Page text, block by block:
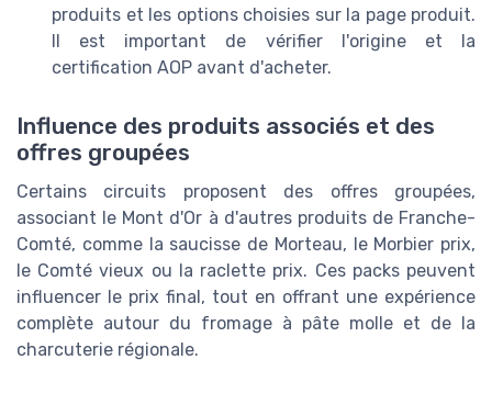
produits et les options choisies sur la page produit.
Il est important de vérifier l'origine et la
certification AOP avant d'acheter.
Influence des produits associés et des
offres groupées
Certains circuits proposent des offres groupées,
associant le Mont d'Or à d'autres produits de Franche-
Comté, comme la saucisse de Morteau, le Morbier prix,
le Comté vieux ou la raclette prix. Ces packs peuvent
influencer le prix final, tout en offrant une expérience
complète autour du fromage à pâte molle et de la
charcuterie régionale.